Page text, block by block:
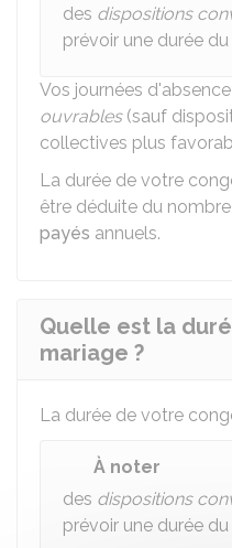
des dispositions
prévoir une durée
Vos journées
ouvrables(sauf
collectives plus
La durée de votre
être déduite du
payés annuels.
Quelle est la
mariage ?
La durée de votre
À noter
des dispositions
prévoir une durée